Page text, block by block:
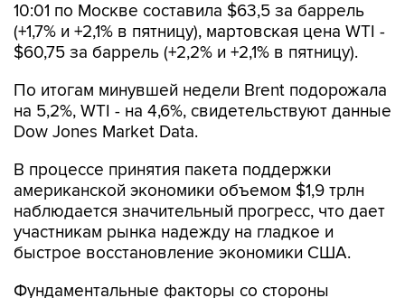
$60,75 за баррель (+2,2% и +2,1% в пятницу).
По итогам минувшей недели Brent подорожала
Dow Jones Market Data.
В процессе принятия пакета поддержки
наблюдается значительный прогресс, что дает
участникам рынка надежду на гладкое и
быстрое восстановление экономики США.
Фундаментальные факторы со стороны